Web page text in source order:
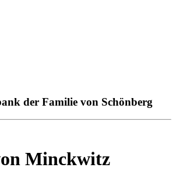
der Familie von Schönberg
Minckwitz